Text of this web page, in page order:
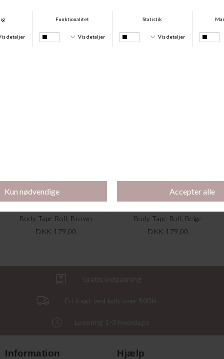
Body Tape Roll, Brown
DKK 179,00
Body Tape Roll, Beige
DKK 179,00
Gratis indpakning
Fri fragt ved køb over 500kr.
Levering 1-3 hverdage
Information Hjælp